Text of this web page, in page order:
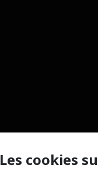
Les cookies